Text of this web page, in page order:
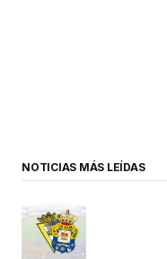
NOTICIAS MÁS LEÍDAS